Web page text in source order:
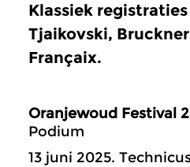
Klassiek
Tjaikovski,
Françaix.
Oranjewoud Festival
Podium
13 juni 2025.